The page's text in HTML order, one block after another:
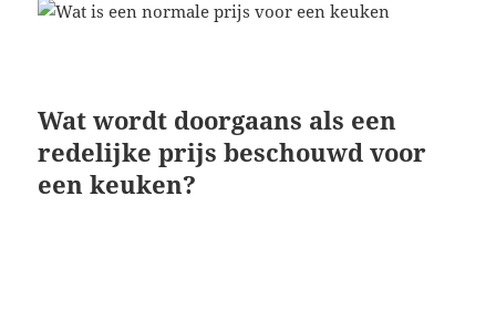
Wat wordt doorgaans als een
redelijke prijs beschouwd voor
een keuken?